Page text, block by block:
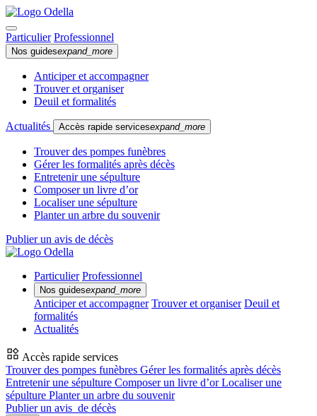
Particulier Professionnel
Nos guidesexpand_more
Anticiper et accompagner
Trouver et organiser
Deuil et formalités
Actualités Accès rapide servicesexpand_more
Trouver des pompes funèbres
Gérer les formalités après décès
Entretenir une sépulture
Composer un livre d’or
Localiser une sépulture
Planter un arbre du souvenir
Publier un avis de décès
Particulier Professionnel
Nos guidesexpand_more
Anticiper et accompagner Trouver et organiser Deuil et
formalités
Actualités
Accès rapide services
Trouver des pompes funèbres Gérer les formalités après décès
Entretenir une sépulture Composer un livre d’orLocaliser une
sépulture Planter un arbre du souvenir
Publier un avis de décès